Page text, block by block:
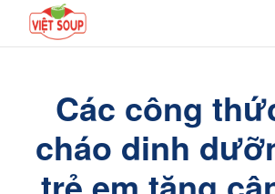
Các công
cháo dinh